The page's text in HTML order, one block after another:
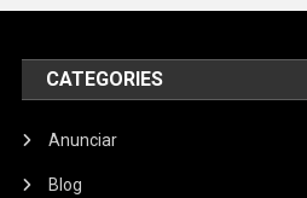
CATEGORIES
Anunciar
Blog